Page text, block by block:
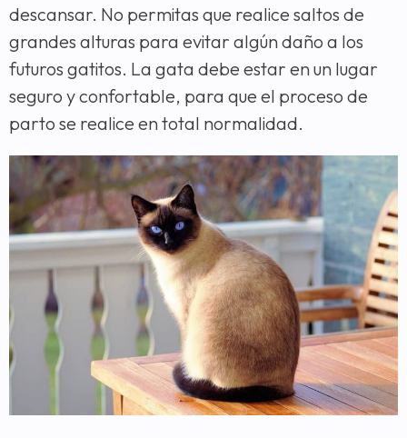
descansar. No permitas que realice saltos de
grandes alturas para evitar algún daño a los
futuros gatitos. La gata debe estar en un lugar
seguro y confortable, para que el proceso de
parto se realice en total normalidad.